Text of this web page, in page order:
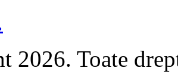
2026. Toate